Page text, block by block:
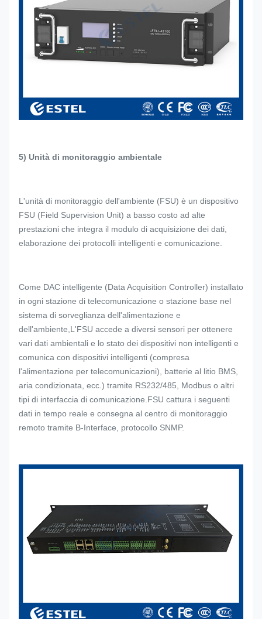
5) Unità di monitoraggio ambientale
L'unità di monitoraggio dell'ambiente (FSU) è un dispositivo
FSU (Field Supervision Unit) a basso costo ad alte
prestazioni che integra il modulo di acquisizione dei dati,
elaborazione dei protocolli intelligenti e comunicazione.
Come DAC intelligente (Data Acquisition Controller) installato
in ogni stazione di telecomunicazione o stazione base nel
sistema di sorveglianza dell'alimentazione e
dell'ambiente,L'FSU accede a diversi sensori per ottenere
vari dati ambientali e lo stato dei dispositivi non intelligenti e
comunica con dispositivi intelligenti (compresa
l'alimentazione per telecomunicazioni), batterie al litio BMS,
aria condizionata, ecc.) tramite RS232/485, Modbus o altri
tipi di interfaccia di comunicazione.FSU cattura i seguenti
dati in tempo reale e consegna al centro di monitoraggio
remoto tramite B-Interface, protocollo SNMP.